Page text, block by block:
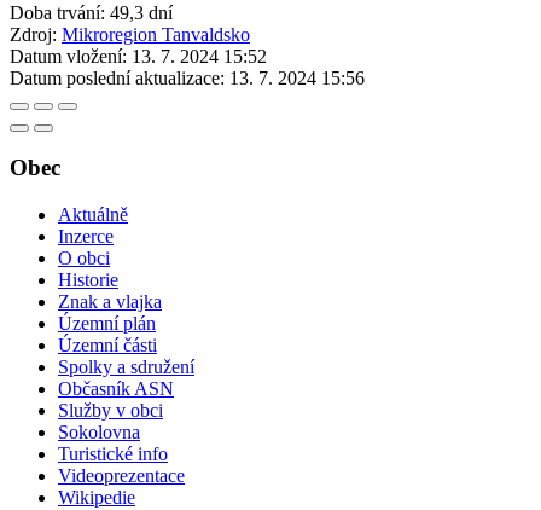
Doba trvání: 49,3 dní
Zdroj: Mikroregion Tanvaldsko
Datum vložení: 13. 7. 2024 15:52
Datum poslední aktualizace: 13. 7. 2024 15:56
Obec
Aktuálně
Inzerce
O obci
Historie
Znak a vlajka
Územní plán
Územní části
Spolky a sdružení
Občasník ASN
Služby v obci
Sokolovna
Turistické info
Videoprezentace
Wikipedie